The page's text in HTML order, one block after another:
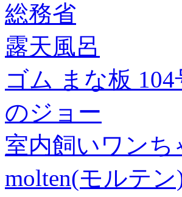
総務省
露天風呂
ゴム まな板 104
のジョー
室内飼いワン
molten(モルテ